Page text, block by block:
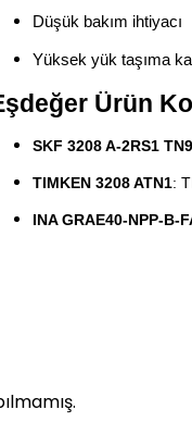
Düşük bakım ihtiyacı
Yüksek yük taşıma
Ürün
SKF 3208 A-2RS1
TIMKEN 3208 ATN1:
INA GRAE40-NPP-B-